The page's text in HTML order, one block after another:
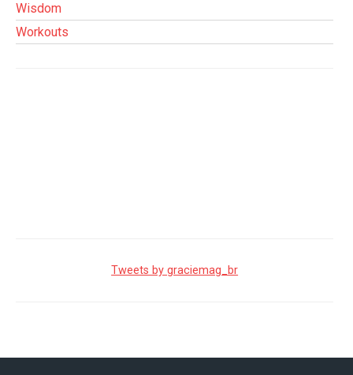
Wisdom
Workouts
Tweets by graciemag_br